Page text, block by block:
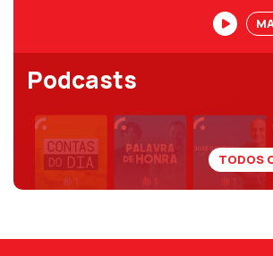
Podcasts
TODOS